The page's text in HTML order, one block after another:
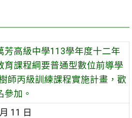
芳高級中學113學年度十二年
育課程綱要普通型數位前導學
師丙級訓練課程實施計畫，歡
參加。
11 日